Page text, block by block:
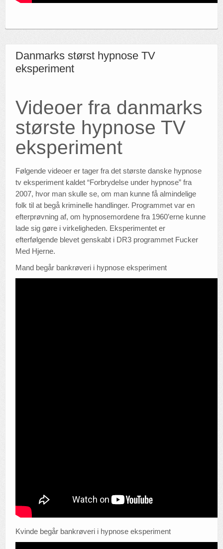
Danmarks størst hypnose TV
eksperiment
Videoer fra danmarks
største hypnose TV
eksperiment
Følgende videoer er tager fra det største danske hypnose
tv eksperiment kaldet “Forbrydelse under hypnose” fra
2007, hvor man skulle se, om man kunne få almindelige
folk til at begå kriminelle handlinger. Programmet var en
efterprøvning af, om hypnosemordene fra 1960’erne kunne
lade sig gøre i virkeligheden. Eksperimentet er
efterfølgende blevet genskabt i DR3 programmet Fucker
Med Hjerne.
Mand begår bankrøveri i hypnose eksperiment
Kvinde begår bankrøveri i hypnose eksperiment